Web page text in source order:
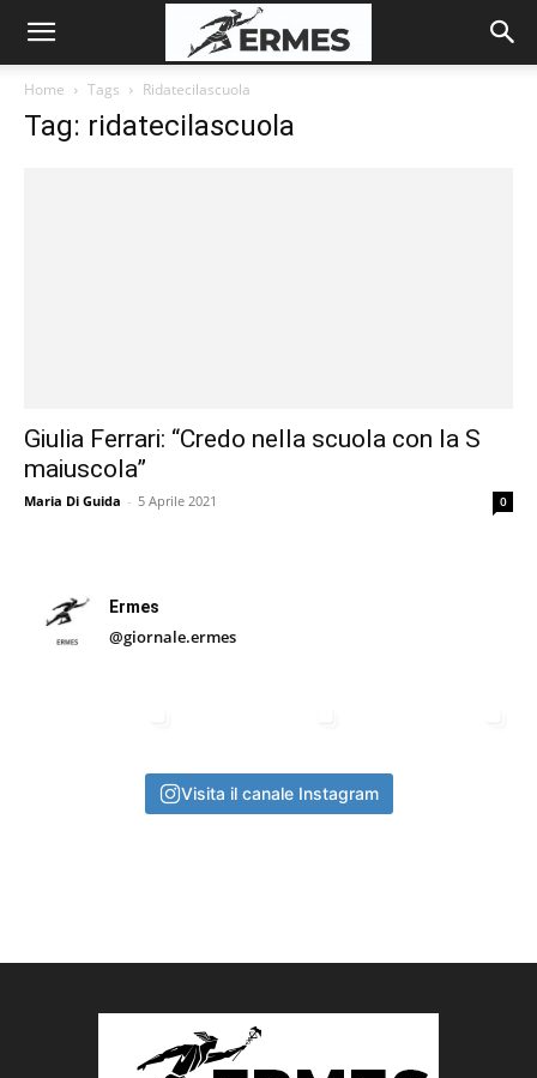
Home Tags Ridatecilascuola
Tag: ridatecilascuola
Giulia Ferrari: “Credo nella scuola con la S
maiuscola”
Maria Di Guida - 5 Aprile 2021 0
Ermes
@giornale.ermes
Visita il canale Instagram